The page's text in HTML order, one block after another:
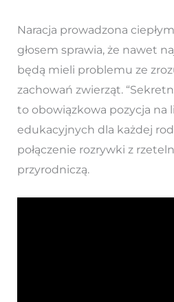
Naracja prowadzona
głosem sprawia, że nawet
będą mieli problemu ze
zachowań zwierząt.
to obowiązkowa pozycja na
edukacyjnych dla każdej
połączenie rozrywki z
przyrodniczą.